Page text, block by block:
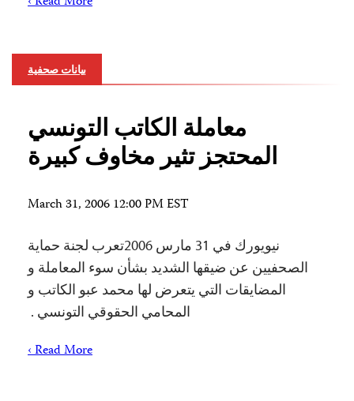
بيانات صحفية
معاملة الكاتب التونسي
المحتجز تثير مخاوف كبيرة
March 31, 2006 12:00 PM EST
نيويورك في 31 مارس 2006تعرب لجنة حماية
الصحفيين عن ضيقها الشديد بشأن سوء المعاملة و
المضايقات التي يتعرض لها محمد عبو الكاتب و
المحامي الحقوقي التونسي .
Read More ›